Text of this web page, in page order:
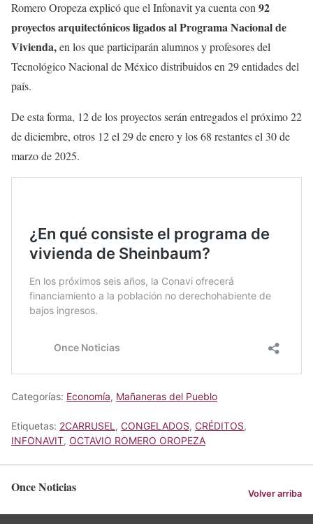
Romero Oropeza explicó que el Infonavit ya cuenta con 92
proyectos arquitectónicos ligados al Programa Nacional de
Vivienda,en los que participarán alumnos y profesores del
Tecnológico Nacional de México distribuidos en 29 entidades del
país.
De esta forma, 12 de los proyectos serán entregados el próximo 22
de diciembre, otros 12 el 29 de enero y los 68 restantes el 30 de
marzo de 2025.
Categorías: Economía, Mañaneras del Pueblo
Etiquetas: 2CARRUSEL , CONGELADOS, CRÉDITOS,
INFONAVIT, OCTAVIO ROMERO OROPEZA
Once Noticias Volver arriba